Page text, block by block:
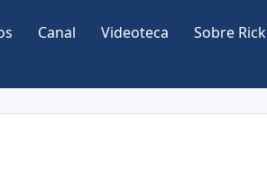
Canal Videoteca Sobre Rick